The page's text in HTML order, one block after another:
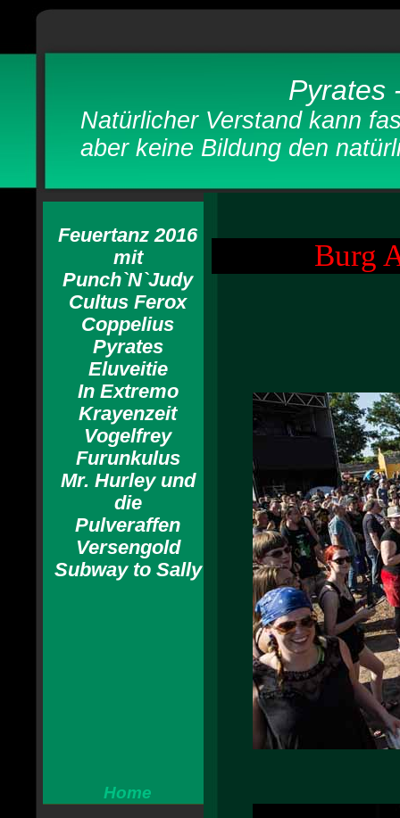
Pyrates
Natürlicher Verstand kann
aber keine Bildung den
Feuertanz 2016
mit
Punch`N`Judy
Cultus Ferox
Coppelius
Pyrates
Eluveitie
In Extremo
Krayenzeit
Vogelfrey
Furunkulus
Mr. Hurley und
die
Pulveraffen
Versengold
Subway to Sally
Home
Burg